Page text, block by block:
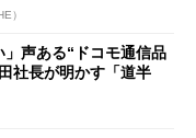
）
」声ある“ドコモ通信品
社長が明かす「道半